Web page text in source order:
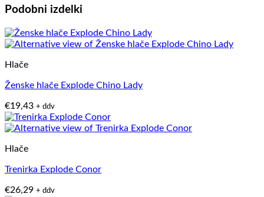
Podobni izdelki
Hlače
Ženske hlače Explode Chino Lady
€19,43 + ddv
Hlače
Trenirka Explode Conor
€26,29 + ddv